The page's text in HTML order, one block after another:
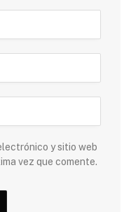
y sitio web
vez que comente.